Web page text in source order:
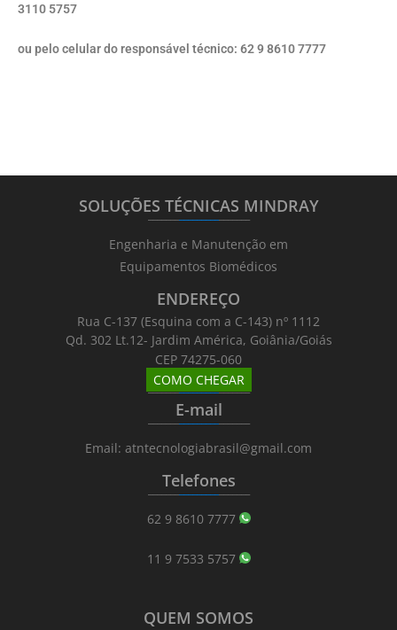
3110 5757
ou pelo celular do responsável técnico: 62 9 8610 7777
SOLUÇÕES TÉCNICAS MINDRAY
_______________________
Engenharia e Manutenção em
Equipamentos Biomédicos
ENDEREÇO
Rua C-137 (Esquina com a C-143) nº 1112
Qd. 302 Lt.12- Jardim América, Goiânia/Goiás
CEP 74275-060
COMO CHEGAR
_______________________
E-mail
_______________________
Email: atntecnologiabrasil@gmail.com
Telefones
_______________________
62 9 8610 7777
11 9 7533 5757
QUEM SOMOS
_______________________